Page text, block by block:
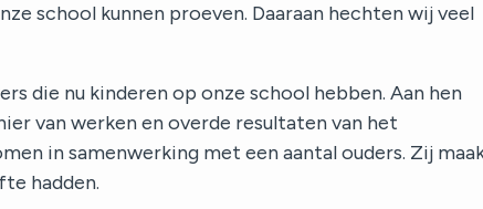
school kunnen proeven. Daaraan hechten wij veel
die nu kinderen op onze school hebben. Aan hen
van werken en overde resultaten van het
in samenwerking met een aantal ouders. Zij
hadden.